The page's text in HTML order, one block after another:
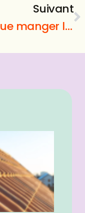
Suivant
Que manger le soir pour une perte de poids efficace ?